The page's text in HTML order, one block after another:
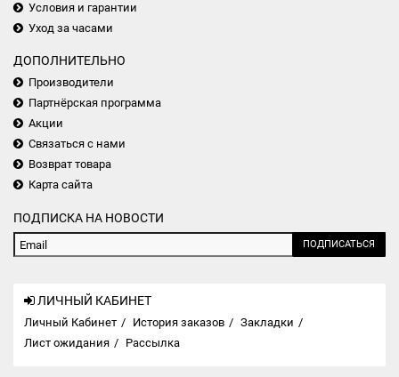
Условия и гарантии
Уход за часами
ДОПОЛНИТЕЛЬНО
Производители
Партнёрская программа
Акции
Связаться с нами
Возврат товара
Карта сайта
ПОДПИСКА НА НОВОСТИ
ПОДПИСАТЬСЯ
ЛИЧНЫЙ КАБИНЕТ
Личный Кабинет История заказов
Закладки
Лист ожидания
Рассылка